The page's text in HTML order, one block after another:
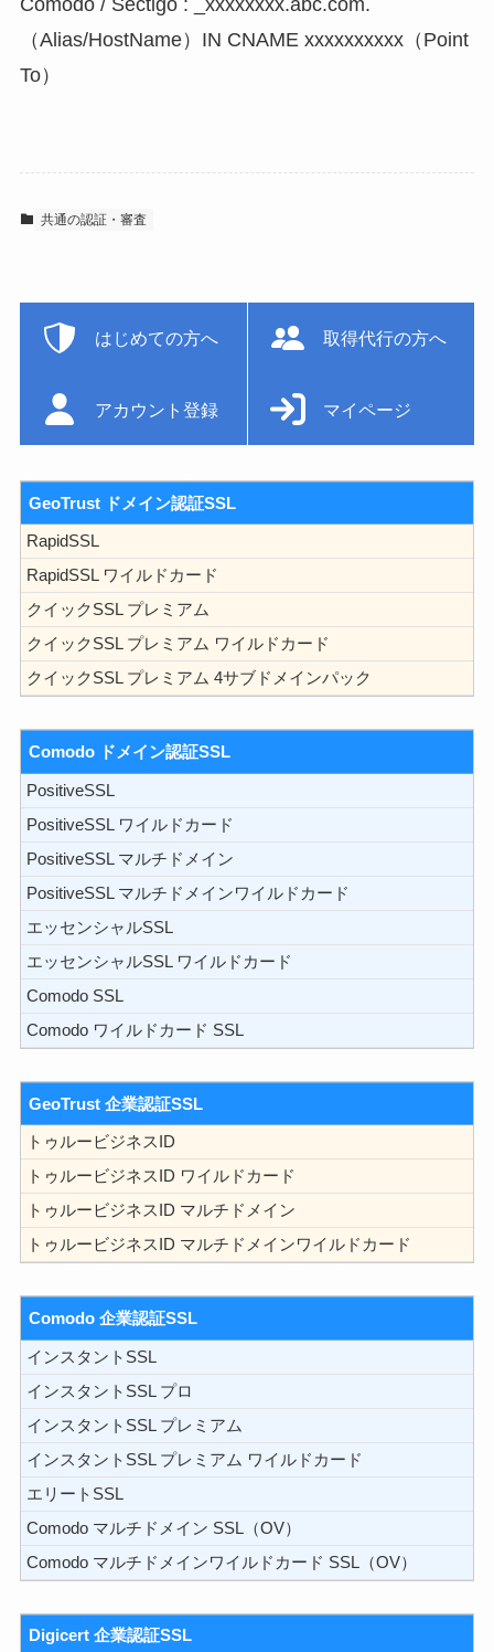
Comodo / Sectigo : _xxxxxxxx.abc.com.
（Alias/HostName）IN CNAME xxxxxxxxxx（Point
To）
共通の認証・審査
はじめての方へ 取得代行の方へ
アカウント登録 マイページ
GeoTrust ドメイン認証SSL
RapidSSL
RapidSSL ワイルドカード
クイックSSL プレミアム
クイックSSL プレミアム ワイルドカード
クイックSSL プレミアム 4サブドメインパック
Comodo ドメイン認証SSL
PositiveSSL
PositiveSSL ワイルドカード
PositiveSSL マルチドメイン
PositiveSSL マルチドメインワイルドカード
エッセンシャルSSL
エッセンシャルSSL ワイルドカード
Comodo SSL
Comodo ワイルドカード SSL
GeoTrust 企業認証SSL
トゥルービジネスID
トゥルービジネスID ワイルドカード
トゥルービジネスID マルチドメイン
トゥルービジネスID マルチドメインワイルドカード
Comodo 企業認証SSL
インスタントSSL
インスタントSSL プロ
インスタントSSL プレミアム
インスタントSSL プレミアム ワイルドカード
エリートSSL
Comodo マルチドメイン SSL（OV）
Comodo マルチドメインワイルドカード SSL（OV）
Digicert 企業認証SSL